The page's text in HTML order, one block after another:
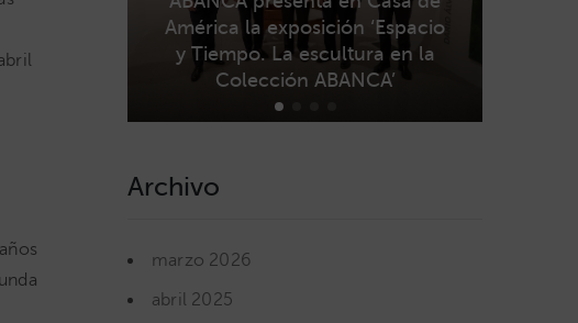
América la exposición ‘Espacio
y Tiempo. La escultura en la
Colección ABANCA’
Archivo
marzo 2026
abril 2025